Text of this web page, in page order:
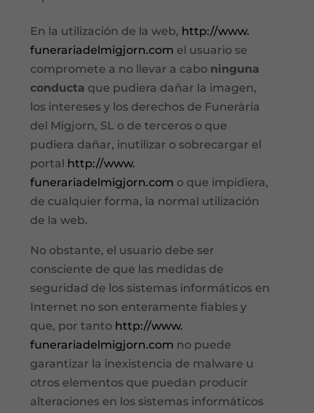
En la utilización de la web, http://www.
funerariadelmigjorn.com el usuario se
compromete a no llevar a cabo ninguna
conducta que pudiera dañar la imagen,
los intereses y los derechos de Funerària
del Migjorn, SL o de terceros o que
pudiera dañar, inutilizar o sobrecargar el
portal http://www.
funerariadelmigjorn.com o que impidiera,
de cualquier forma, la normal utilización
de la web.
No obstante, el usuario debe ser
consciente de que las medidas de
seguridad de los sistemas informáticos en
Internet no son enteramente fiables y
que, por tanto http://www.
funerariadelmigjorn.com no puede
garantizar la inexistencia de malware u
otros elementos que puedan producir
alteraciones en los sistemas informáticos